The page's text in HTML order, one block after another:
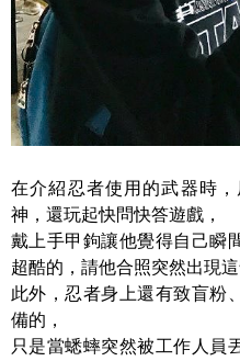
在介紹忍者使用的武器時
神，還玩起快問快答遊戲，
戴上手甲鉤讓他覺得自己瞬
超酷的，請他合照突然出現
此外，忍者身上還有致盲粉
備的，
只是當蟋蟀突然被工作人員